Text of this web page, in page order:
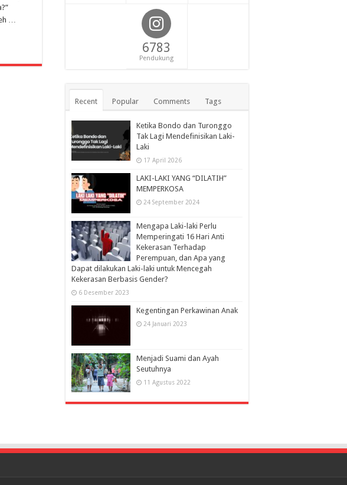
…
6783
Pendukung
Recent Popular Comments Tags
Ketika Bondo dan Turonggo
Tak Lagi Mendefinisikan Laki-
Laki
17 April 2026
LAKI-LAKI YANG “DILATIH”
MEMPERKOSA
24 September 2024
Mengapa Laki-laki Perlu
Memperingati 16 Hari Anti
Kekerasan Terhadap
Perempuan, dan Apa yang
Dapat dilakukan Laki-laki untuk Mencegah
Kekerasan Berbasis Gender?
6 Desember 2023
Kegentingan Perkawinan Anak
24 Januari 2023
Menjadi Suami dan Ayah
Seutuhnya
11 Agustus 2022